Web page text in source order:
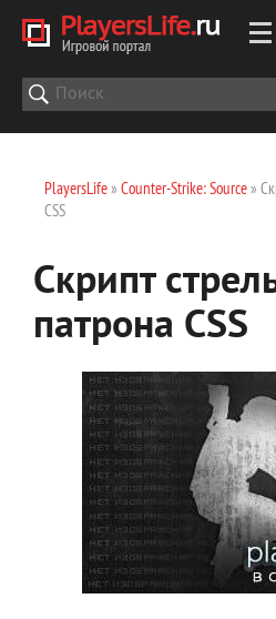
PlayersLife» Counter-Strike: Source»
CSS
Скрипт
патрона CSS